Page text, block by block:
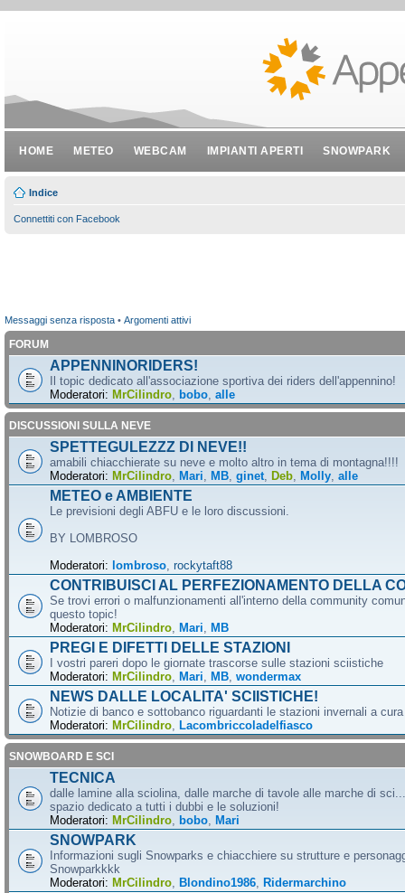
HOME METEO WEBCAM IMPIANTI APERTI SNOWPARK
Indice
Connettiti con Facebook
Messaggi senza risposta • Argomenti attivi
FORUM
APPENNINORIDERS!
Il topic dedicato all'associazione sportiva dei riders dell'appennino!
Moderatori: MrCilindro bobo alle
DISCUSSIONI SULLA NEVE
SPETTEGULEZZZ DI NEVE!!
amabili chiacchierate su neve e molto altro in tema di montagna!!!!
Moderatori: MrCilindro Mari MB ginet Deb Molly alle
METEO e AMBIENTE
Le previsioni degli ABFU e le loro discussioni.
BY LOMBROSO
Moderatori: lombroso rockytaft88
CONTRIBUISCI AL PERFEZIONAMENTO DELLA
Se trovi errori o malfunzionamenti all'interno della community
questo topic!
Moderatori: MrCilindro Mari MB
PREGI E DIFETTI DELLE STAZIONI
I vostri pareri dopo le giornate trascorse sulle stazioni sciistiche
Moderatori: MrCilindro Mari MB wondermax
NEWS DALLE LOCALITA' SCIISTICHE!
Notizie di banco e sottobanco riguardanti le stazioni invernali a
Moderatori: MrCilindro Lacombriccoladelfiasco
SNOWBOARD E SCI
TECNICA
dalle lamine alla sciolina, dalle marche di tavole alle marche di
spazio dedicato a tutti i dubbi e le soluzioni!
Moderatori: MrCilindro bobo Mari
SNOWPARK
Informazioni sugli Snowparks e chiacchiere su strutture e
Snowparkkkk
Moderatori: MrCilindro Blondino1986 Ridermarchino